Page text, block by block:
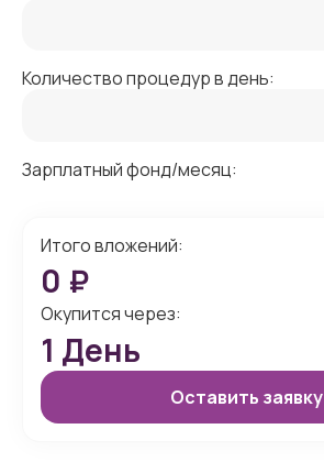
Количество процедур в день:
Зарплатный фонд/месяц:
Итого вложений:
0 ₽
Окупится через:
1 День
Оставить заявку